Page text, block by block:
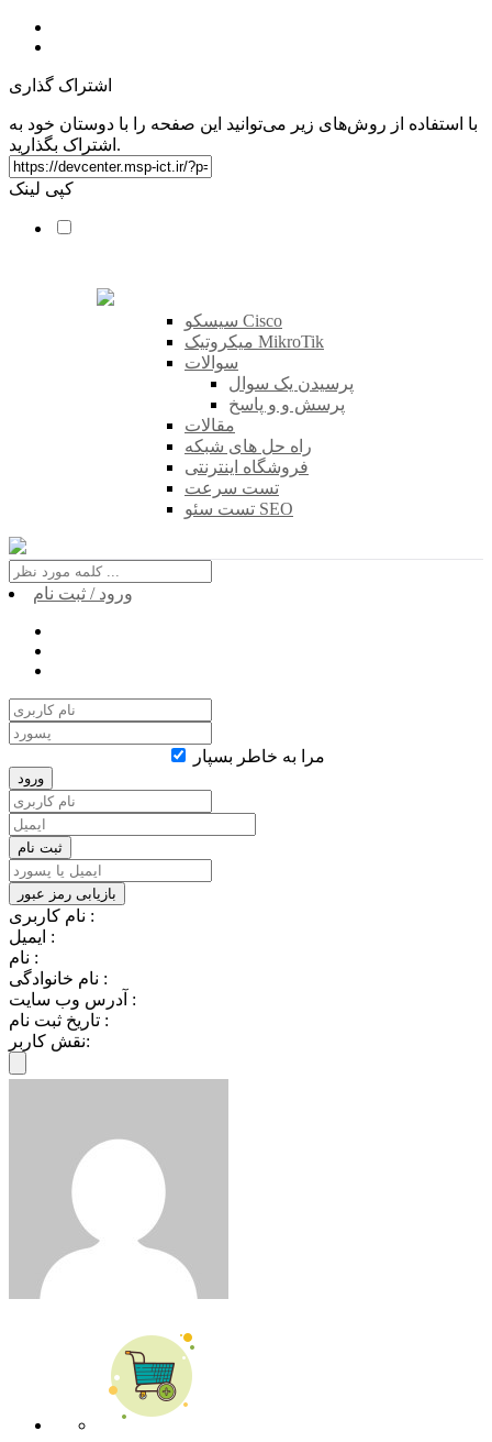
اشتراک گذاری
با استفاده از روش‌های زیر می‌توانید این صفحه را با دوستان خود به
اشتراک بگذارید.
کپی لینک
سیسکو Cisco
میکروتیک MikroTik
سوالات
پرسیدن یک سوال
پرسش و و پاسخ
مقالات
راه حل های شبکه
فروشگاه اینترنتی
تست سرعت
تست سئو SEO
ورود / ثبت نام
مرا به خاطر بسپار
نام کاربری :
ایمیل :
نام :
نام خانوادگی :
آدرس وب سایت :
تاریخ ثبت نام :
نقش کاربر: